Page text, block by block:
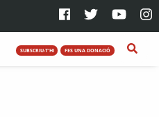
SUBSCRIU-T'HI FES UNA DONACIÓ